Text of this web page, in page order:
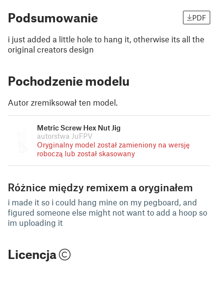
Podsumowanie PDF
i just added a little hole to hang it, otherwise its all the
original creators design
Pochodzenie modelu
Autor zremiksował ten model.
Metric Screw Hex Nut Jig
autorstwa JuFPV
Oryginalny model został zamieniony na wersję
roboczą lub został skasowany
Różnice między remixem a oryginałem
i made it so i could hang mine on my pegboard, and
figured someone else might not want to add a hoop so
im uploading it
Licencja